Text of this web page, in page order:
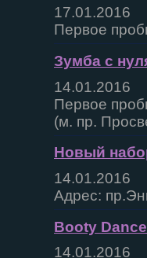
17.01.2016
Первое
Зумба с
14.01.2016
Первое
(м. пр.
Новый
14.01.2016
Адрес:
Booty
14.01.2016